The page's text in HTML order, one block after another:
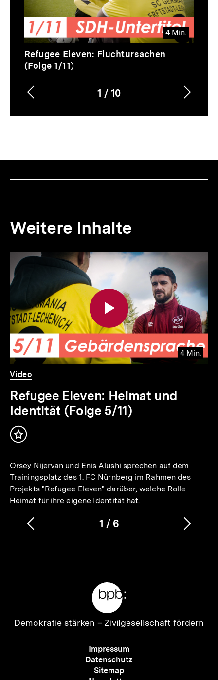
4 Min.
Video
Dauer
4
Min.
Refugee Eleven: Fluchtursachen
(Folge 1/11)
Karussellinhalt
1
von
/ 10
Vorherigen
Inhalt
Inhalt
Weitere Inhalte
Inhaltskarousell
für
weitere
Inhalte
Inhaltskarussell
überspringen
4 Min.
Video
Dauer
4
Min.
Video
Refugee Eleven: Heimat und
Identität (Folge 5/11)
Inhalt
Orsey Nijervan und Enis Alushi sprechen auf dem
Trainingsplatz des 1. FC Nürnberg im Rahmen des
Projekts "Refugee Eleven" darüber, welche Rolle
Heimat für ihre eigene Identität hat.
Karussellinhalt
1
von
/ 6
Vorherigen
Zur
Demokratie stärken – Zivilgesellschaft fördern
Meta-
Navigation
Impressum
Datenschutz
Sitemap